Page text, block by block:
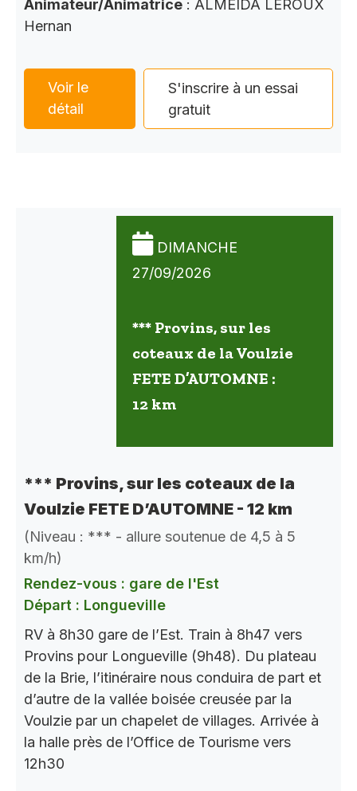
Animateur/Animatrice : ALMEIDA LEROUX
Hernan
Voir le
détail
S'inscrire à un essai
gratuit
DIMANCHE
27/09/2026
*** Provins, sur les
coteaux de la Voulzie
FETE D’AUTOMNE :
12 km
*** Provins, sur les coteaux de la
Voulzie FETE D’AUTOMNE - 12 km
(Niveau : *** - allure soutenue de 4,5 à 5
km/h)
Rendez-vous : gare de l'Est
Départ : Longueville
RV à 8h30 gare de l’Est. Train à 8h47 vers
Provins pour Longueville (9h48). Du plateau
de la Brie, l’itinéraire nous conduira de part et
d’autre de la vallée boisée creusée par la
Voulzie par un chapelet de villages. Arrivée à
la halle près de l’Office de Tourisme vers
12h30